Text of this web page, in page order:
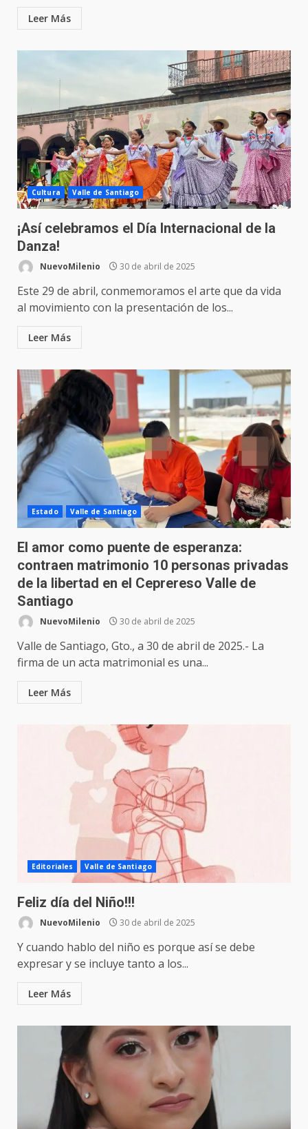
Leer Más
Cultura Valle de Santiago
¡Así celebramos el Día Internacional de la
Danza!
NuevoMilenio 30 de abril de 2025
Este 29 de abril, conmemoramos el arte que da vida
al movimiento con la presentación de los...
Leer Más
Estado Valle de Santiago
El amor como puente de esperanza:
contraen matrimonio 10 personas privadas
de la libertad en el Ceprereso Valle de
Santiago
NuevoMilenio 30 de abril de 2025
Valle de Santiago, Gto., a 30 de abril de 2025.- La
firma de un acta matrimonial es una...
Leer Más
Editoriales Valle de Santiago
Feliz día del Niño!!!
NuevoMilenio 30 de abril de 2025
Y cuando hablo del niño es porque así se debe
expresar y se incluye tanto a los...
Leer Más